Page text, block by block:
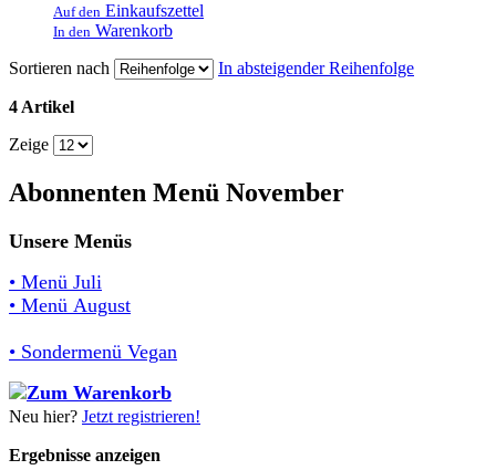
Auf den Einkaufszettel
In den Warenkorb
Sortieren nach
In absteigender Reihenfolge
4 Artikel
Zeige
Abonnenten Menü November
Unsere Menüs
• Menü Juli
• Menü August
• Sondermenü Vegan
Neu hier? Jetzt registrieren!
Ergebnisse anzeigen